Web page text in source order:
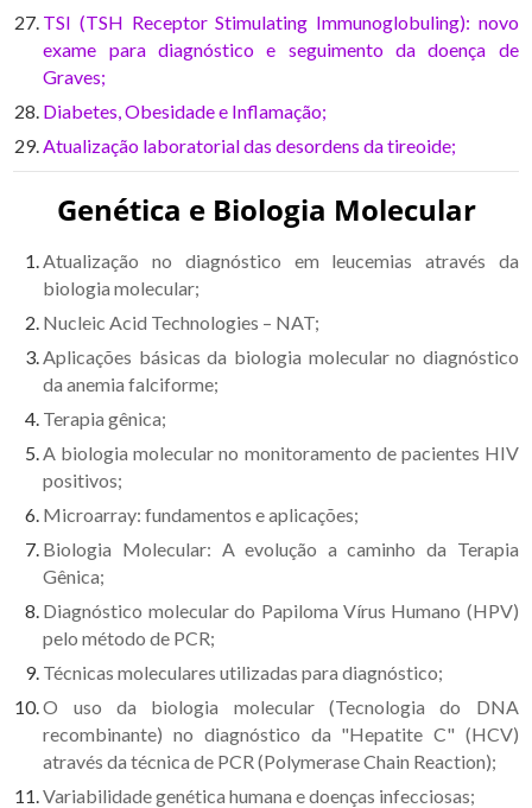
TSI (TSH Receptor Stimulating Immunoglobuling): novo
exame para diagnóstico e seguimento da doença de
Graves;
Diabetes, Obesidade e Inflamação;
Atualização laboratorial das desordens da tireoide;
Genética e Biologia Molecular
Atualização no diagnóstico em leucemias através da
biologia molecular;
Nucleic Acid Technologies – NAT;
Aplicações básicas da biologia molecular no diagnóstico
da anemia falciforme;
Terapia gênica;
A biologia molecular no monitoramento de pacientes HIV
positivos;
Microarray: fundamentos e aplicações;
Biologia Molecular: A evolução a caminho da Terapia
Gênica;
Diagnóstico molecular do Papiloma Vírus Humano (HPV)
pelo método de PCR;
Técnicas moleculares utilizadas para diagnóstico;
O uso da biologia molecular (Tecnologia do DNA
recombinante) no diagnóstico da "Hepatite C" (HCV)
através da técnica de PCR (Polymerase Chain Reaction);
Variabilidade genética humana e doenças infecciosas;